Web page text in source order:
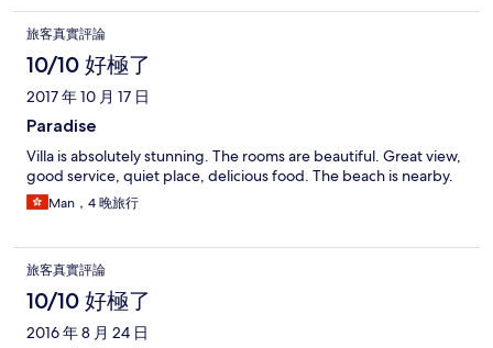
旅客真實評論
10/10 好極了
2017 年 10 月 17 日
Paradise
Villa is absolutely stunning. The rooms are beautiful. Great view,
good service, quiet place, delicious food. The beach is nearby.
Man，4 晚旅行
旅客真實評論
10/10 好極了
2016 年 8 月 24 日